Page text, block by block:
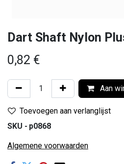
Dart Shaft Nylon
0,82 €
Aan
Toevoegen aan verlanglijst
SKU - p0868
Algemene voorwaarden